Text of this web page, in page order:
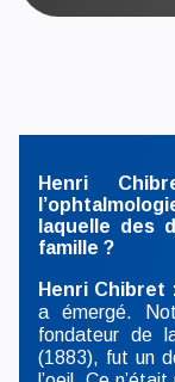
Henri
laquelle des
famille ?
Henri Chibret
a émergé.
fondateur de
(1883), fut un